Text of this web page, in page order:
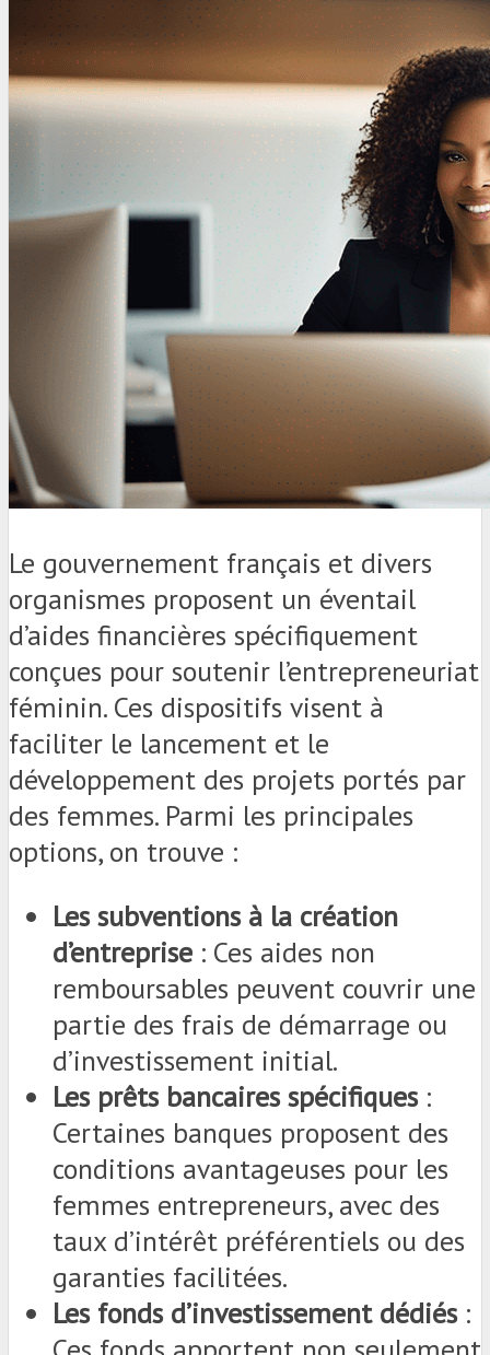
Le gouvernement français et divers
organismes proposent un éventail
d’aides financières spécifiquement
conçues pour soutenir l’entrepreneuriat
féminin. Ces dispositifs visent à
faciliter le lancement et le
développement des projets portés par
des femmes. Parmi les principales
options, on trouve :
Les subventions à la création
d’entreprise : Ces aides non
remboursables peuvent couvrir une
partie des frais de démarrage ou
d’investissement initial.
Les prêts bancaires spécifiques:
Certaines banques proposent des
conditions avantageuses pour les
femmes entrepreneurs, avec des
taux d’intérêt préférentiels ou des
garanties facilitées.
Les fonds d’investissement dédiés: